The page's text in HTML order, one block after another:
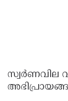
സ്വർണവില